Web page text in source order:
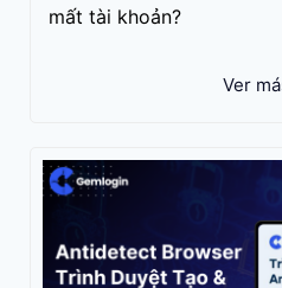
mất tài khoản?
Ver